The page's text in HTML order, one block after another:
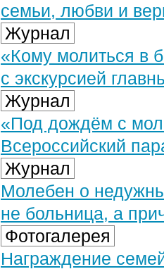
семьи, любви и
Журнал
«Кому молиться в
с экскурсией
Журнал
«Под дождём с
Всероссийский
Журнал
Молебен о
не больница, а
Фотогалерея
Награждение